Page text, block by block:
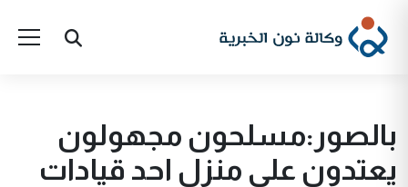
بالصور:مسلحون مجهولون
يعتدون على منزل احد قيادات